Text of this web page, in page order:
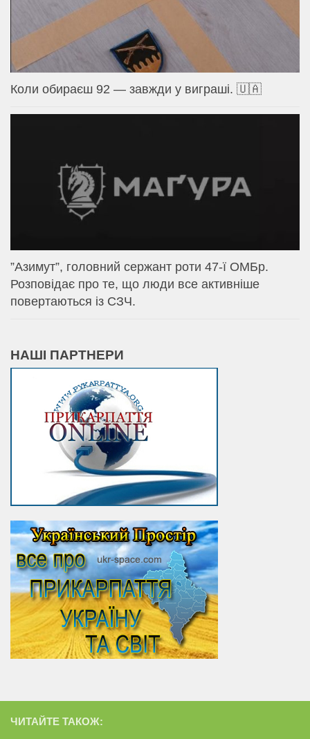
Коли обираєш 92 — завжди у виграші. 🇺🇦
⁨”Азимут”, головний сержант роти 47-ї ОМБр.
Розповідає про те, що люди все активніше
повертаються із СЗЧ.
НАШІ ПАРТНЕРИ
ЧИТАЙТЕ ТАКОЖ: